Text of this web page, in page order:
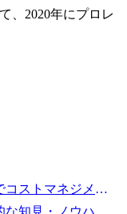
、2020年にプロレ
クライアントと一蓮托生の成果報酬型でコストマネジメントにコミット